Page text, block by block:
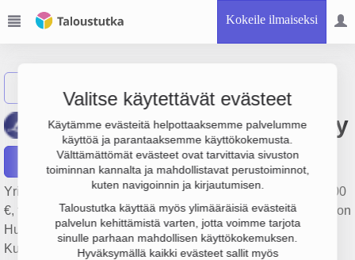
Kokeile ilmaiseksi
Valitse käytettävät evästeet
Käytämme evästeitä helpottaaksemme palvelumme
käyttöä ja parantaaksemme käyttökokemusta.
Välttämättömät evästeet ovat tarvittavia sivuston
toiminnan kannalta ja mahdollistavat perustoiminnot,
kuten navigoinnin ja kirjautumisen.
Taloustutka käyttää myös ylimääräisiä evästeitä
palvelun kehittämistä varten, jotta voimme tarjota
sinulle parhaan mahdollisen käyttökokemuksen.
Hyväksymällä kaikki evästeet sallit myös
Huonekalutehdas Laitala Oy
Raportit
Yrityksen Huonekalutehdas Laitala Oy liikevaihto on 833 000
€, tulos -136 000 € ja henkilöstömäärä 14. Sen päätoimiala on
Huonekalujen valmistus, perustamisvuosi 1978 ja sijainti
Kurikka. Yrityksen yhtiömuoto Osakeyhtiö (OY).